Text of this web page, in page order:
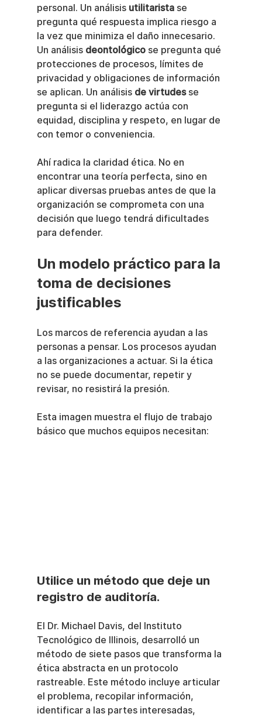
personal. Un análisis utilitarista se
pregunta qué respuesta implica riesgo a
la vez que minimiza el daño innecesario.
Un análisis deontológico se pregunta qué
protecciones de procesos, límites de
privacidad y obligaciones de información
se aplican. Un análisis de virtudes se
pregunta si el liderazgo actúa con
equidad, disciplina y respeto, en lugar de
con temor o conveniencia.
Ahí radica la claridad ética. No en
encontrar una teoría perfecta, sino en
aplicar diversas pruebas antes de que la
organización se comprometa con una
decisión que luego tendrá dificultades
para defender.
Un modelo práctico para la
toma de decisiones
justificables
Los marcos de referencia ayudan a las
personas a pensar. Los procesos ayudan
a las organizaciones a actuar. Si la ética
no se puede documentar, repetir y
revisar, no resistirá la presión.
Esta imagen muestra el flujo de trabajo
básico que muchos equipos necesitan:
Utilice un método que deje un
registro de auditoría.
El Dr. Michael Davis, del Instituto
Tecnológico de Illinois, desarrolló un
método de siete pasos que transforma la
ética abstracta en un protocolo
rastreable. Este método incluye articular
el problema, recopilar información,
identificar a las partes interesadas,